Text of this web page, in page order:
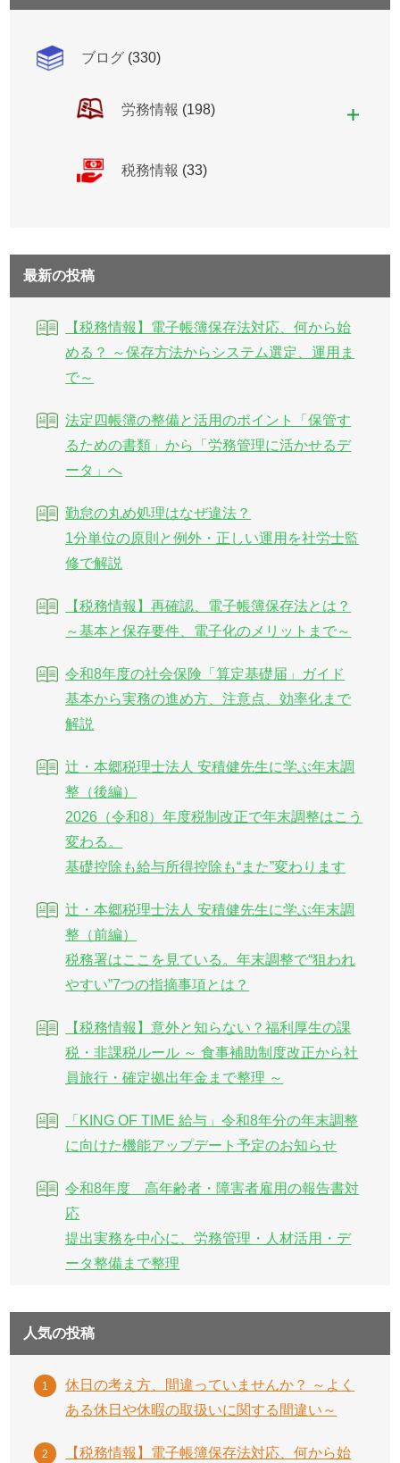
ブログ (330)
労務情報 (198)
税務情報 (33)
最新の投稿
【税務情報】電子帳簿保存法対応、何から始
める？ ～保存方法からシステム選定、運用ま
で～
法定四帳簿の整備と活用のポイント「保管す
るための書類」から「労務管理に活かせるデ
ータ」へ
勤怠の丸め処理はなぜ違法？
1分単位の原則と例外・正しい運用を社労士監
修で解説
【税務情報】再確認、電子帳簿保存法とは？
～基本と保存要件、電子化のメリットまで～
令和8年度の社会保険「算定基礎届」ガイド
基本から実務の進め方、注意点、効率化まで
解説
辻・本郷税理士法人 安積健先生に学ぶ年末調
整（後編）
2026（令和8）年度税制改正で年末調整はこう
変わる。
基礎控除も給与所得控除も“また”変わります
辻・本郷税理士法人 安積健先生に学ぶ年末調
整（前編）
税務署はここを見ている。年末調整で“狙われ
やすい”7つの指摘事項とは？
【税務情報】意外と知らない？福利厚生の課
税・非課税ルール ～ 食事補助制度改正から社
員旅行・確定拠出年金まで整理 ～
「KING OF TIME 給与」令和8年分の年末調整
に向けた機能アップデート予定のお知らせ
令和8年度 高年齢者・障害者雇用の報告書対
応
提出実務を中心に、労務管理・人材活用・デ
ータ整備まで整理
人気の投稿
休日の考え方、間違っていませんか？ ～よく
ある休日や休暇の取扱いに関する間違い～
【税務情報】電子帳簿保存法対応、何から始